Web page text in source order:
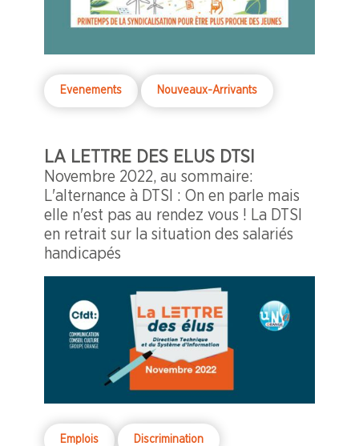
Evenements Nouveaux-Arrivants
LA LETTRE DES ELUS DTSI
Novembre 2022, au sommaire:
L'alternance à DTSI : On en parle mais
elle n'est pas au rendez vous ! La DTSI
en retrait sur la situation des salariés
handicapés
Emplois Discrimination